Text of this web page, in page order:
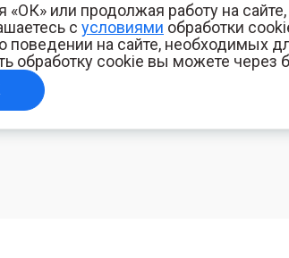
или продолжая работу на сайте,
с условиями обработки
поведении на сайте, необходимых
обработку cookie вы можете через